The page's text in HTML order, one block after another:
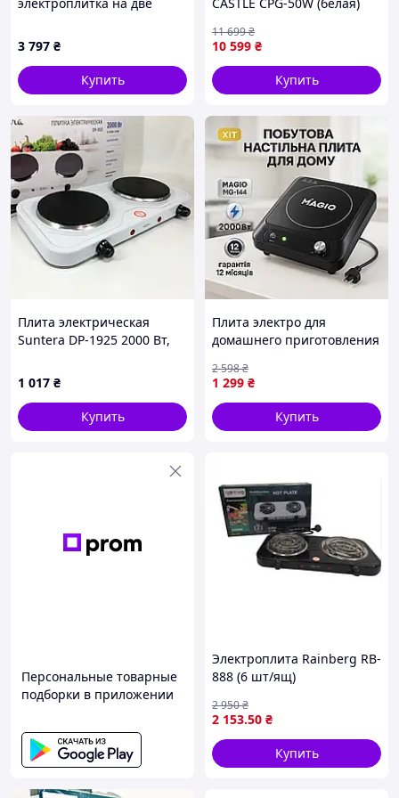
3 797 ₴
Купить
10 599 ₴
11 699₴
Купить
Плита электрическая
Suntera DP-1925 2000 Вт,
двухконфорочная
настольная. Цвет: белый
newyork
1 017 ₴
Купить
Плита электро для
домашнего приготовления
для дома Портативная
кухни BM-29
1 299 ₴
2 598₴
Купить
Персональные товарные
подборки в приложении
Электроплита Rainberg RB-
888 (6 шт/ящ)
2 153.50 ₴
2 950₴
Купить